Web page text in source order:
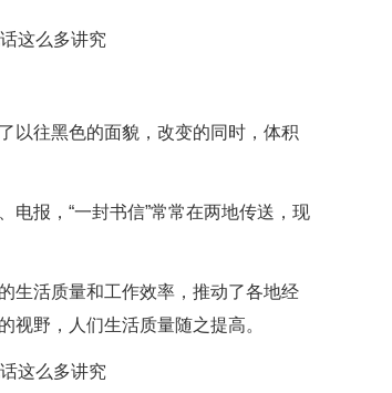
以往黑色的面貌，改变的同时，体积
电报，“一封书信”常常在两地传送，现
生活质量和工作效率，推动了各地经
视野，人们生活质量随之提高。